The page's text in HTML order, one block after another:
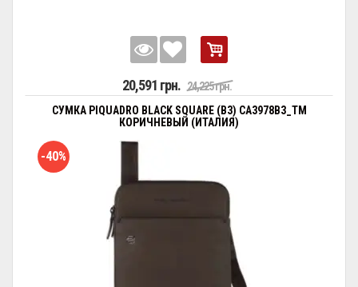
20,591 грн. 24,225 грн.
СУМКА PIQUADRO BLACK SQUARE (B3) CA3978B3_TM
КОРИЧНЕВЫЙ (ИТАЛИЯ)
-40%